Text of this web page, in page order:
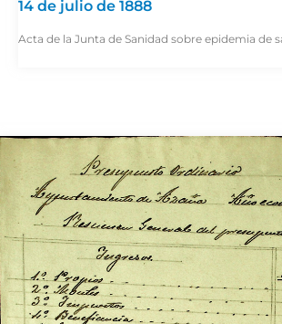
14 de julio de 1888
Acta de la Junta de Sanidad sobre epidemia de